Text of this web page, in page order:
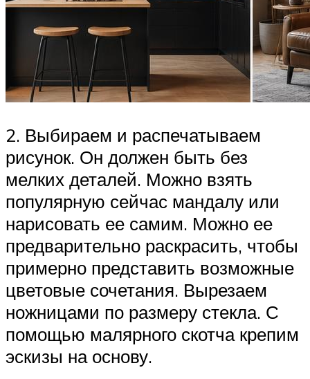
2. Выбираем и распечатываем
рисунок. Он должен быть без
мелких деталей. Можно взять
популярную сейчас мандалу или
нарисовать ее самим. Можно ее
предварительно раскрасить, чтобы
примерно представить возможные
цветовые сочетания. Вырезаем
ножницами по размеру стекла. С
помощью малярного скотча крепим
эскизы на основу.